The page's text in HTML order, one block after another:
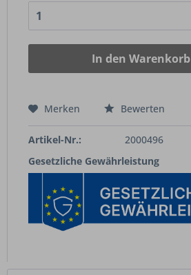
In den Warenkorb
Merken Bewerten
Artikel-Nr.:
2000496
Gesetzliche Gewährleistung